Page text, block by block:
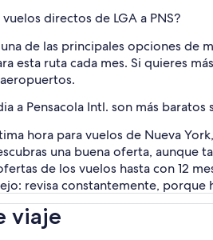
directos de LGA a PNS?
una de las principales opciones de
esta ruta cada mes. Si quieres
a Pensacola Intl. son más
hora para vuelos de Nueva
una buena oferta, aunque
de los vuelos hasta con 12
revisa constantemente, porque
viaje